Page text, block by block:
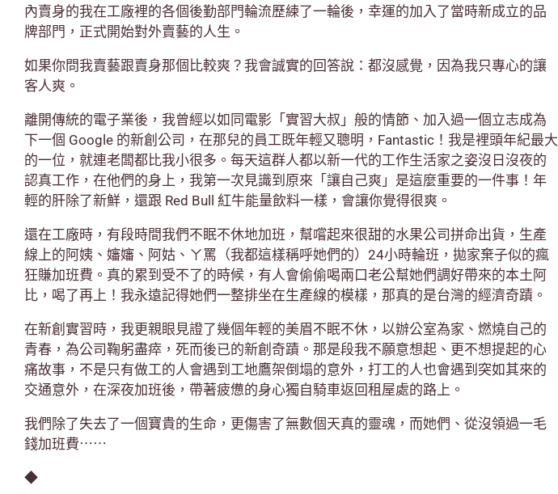
內賣身的我在工廠裡的各個後勤部門輪流歷練了一輪後，幸運的加入了當時新成立的品
牌部門，正式開始對外賣藝的人生。
如果你問我賣藝跟賣身那個比較爽？我會誠實的回答說：都沒感覺，因為我只專心的讓
客人爽。
離開傳統的電子業後，我曾經以如同電影「實習大叔」般的情節、加入過一個立志成為
下一個 Google 的新創公司，在那兒的員工既年輕又聰明，Fantastic！我是裡頭年紀最大
的一位，就連老闆都比我小很多。每天這群人都以新一代的工作生活家之姿沒日沒夜的
認真工作，在他們的身上，我第一次見識到原來「讓自己爽」是這麼重要的一件事！年
輕的肝除了新鮮，還跟 Red Bull 紅牛能量飲料一樣，會讓你覺得很爽。
還在工廠時，有段時間我們不眠不休地加班，幫嚐起來很甜的水果公司拼命出貨，生產
線上的阿姨、嬸嬸、阿姑、ㄚ罵（我都這樣稱呼她們的）24小時輪班，拋家棄子似的瘋
狂賺加班費。真的累到受不了的時候，有人會偷偷喝兩口老公幫她們調好帶來的本土阿
比，喝了再上！我永遠記得她們一整排坐在生產線的模樣，那真的是台灣的經濟奇蹟。
在新創實習時，我更親眼見證了幾個年輕的美眉不眠不休，以辦公室為家、燃燒自己的
青春，為公司鞠躬盡瘁，死而後已的新創奇蹟。那是段我不願意想起、更不想提起的心
痛故事，不是只有做工的人會遇到工地鷹架倒塌的意外，打工的人也會遇到突如其來的
交通意外，在深夜加班後，帶著疲憊的身心獨自騎車返回租屋處的路上。
我們除了失去了一個寶貴的生命，更傷害了無數個天真的靈魂，而她們、從沒領過一毛
錢加班費⋯⋯
◆